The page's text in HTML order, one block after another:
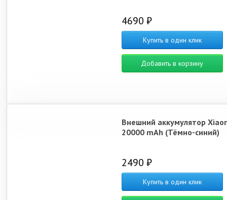
4690 ₽
Купить в один клик
Добавить в корзину
Внешний аккумулятор
20000 mAh (Тёмно-синий)
2490 ₽
Купить в один клик